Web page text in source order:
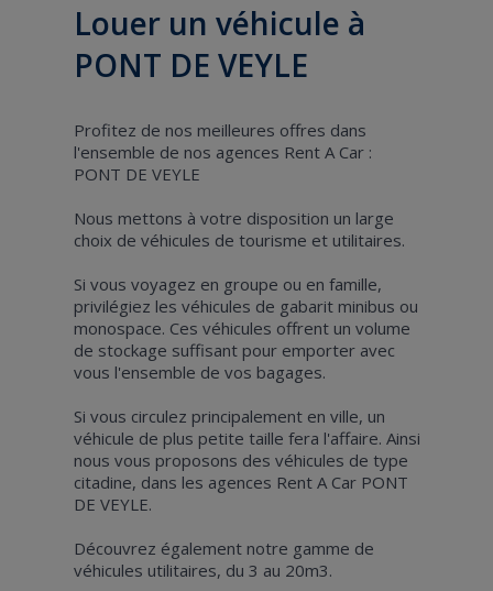
Louer un véhicule à
PONT DE VEYLE
Profitez de nos meilleures offres dans
l'ensemble de nos agences Rent A Car :
PONT DE VEYLE
Nous mettons à votre disposition un large
choix de véhicules de tourisme et utilitaires.
Si vous voyagez en groupe ou en famille,
privilégiez les véhicules de gabarit minibus ou
monospace. Ces véhicules offrent un volume
de stockage suffisant pour emporter avec
vous l'ensemble de vos bagages.
Si vous circulez principalement en ville, un
véhicule de plus petite taille fera l'affaire. Ainsi
nous vous proposons des véhicules de type
citadine, dans les agences Rent A Car PONT
DE VEYLE.
Découvrez également notre gamme de
véhicules utilitaires, du 3 au 20m3.